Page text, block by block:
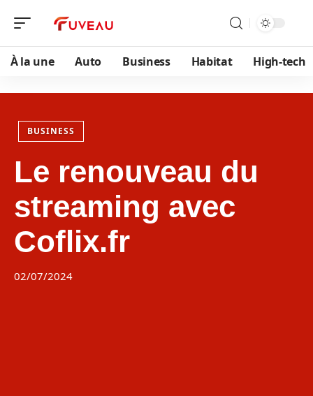
À la une Auto Business Habitat High-tech
BUSINESS
Le renouveau du
streaming avec
Coflix.fr
02/07/2024